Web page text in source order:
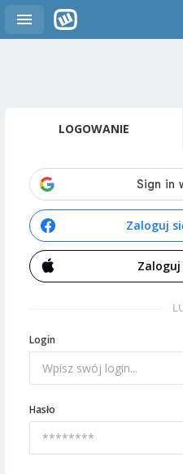
LOGOWANIE
Zaloguj
Zaloguj
Login
Hasło